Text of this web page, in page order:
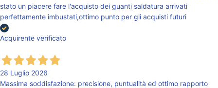
stato un piacere fare l'acquisto dei guanti saldatura arrivati
perfettamente imbustati,ottimo punto per gli acquisti futuri
Acquirente verificato
28 Luglio 2026
Massima soddisfazione: precisione, puntualità ed ottimo rapporto